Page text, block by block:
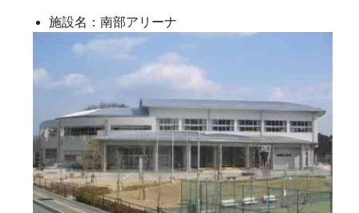
施設名：南部アリーナ